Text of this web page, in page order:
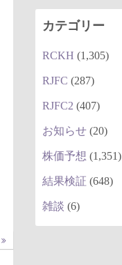
カテゴリー
RCKH (1,305)
RJFC (287)
RJFC2 (407)
お知らせ (20)
株価予想 (1,351)
結果検証 (648)
雑談 (6)